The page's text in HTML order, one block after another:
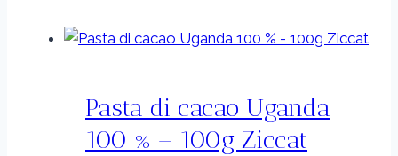
Pasta di cacao Uganda
100 % – 100g Ziccat